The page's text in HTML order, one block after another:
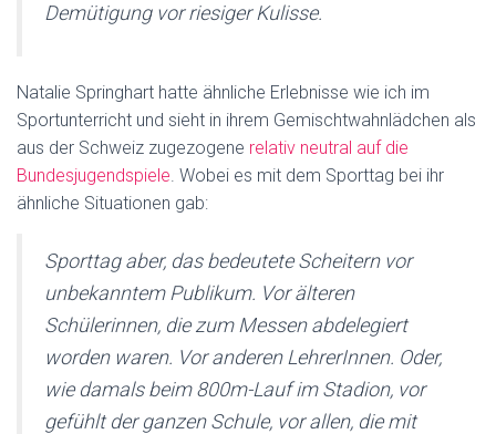
Demütigung vor riesiger Kulisse.
Natalie Springhart hatte ähnliche Erlebnisse wie ich im
Sportunterricht und sieht in ihrem Gemischtwahnlädchen als
aus der Schweiz zugezogene relativ neutral auf die
Bundesjugendspiele. Wobei es mit dem Sporttag bei ihr
ähnliche Situationen gab:
Sporttag aber, das bedeutete Scheitern vor
unbekanntem Publikum. Vor älteren
Schülerinnen, die zum Messen abdelegiert
worden waren. Vor anderen LehrerInnen. Oder,
wie damals beim 800m-Lauf im Stadion, vor
gefühlt der ganzen Schule, vor allen, die mit